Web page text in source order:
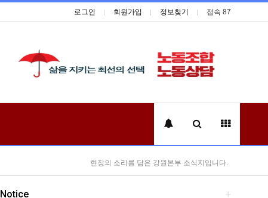
로그인 회원가입 정보찾기 접속 87
현장의 소리를 담은 강원본부 소식지입니다.
+
Notice